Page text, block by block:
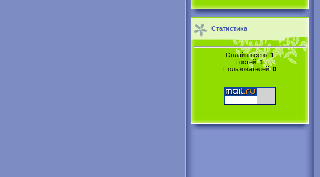
Статистика
Онлайн всего: 1
Гостей:1
Пользователей:0